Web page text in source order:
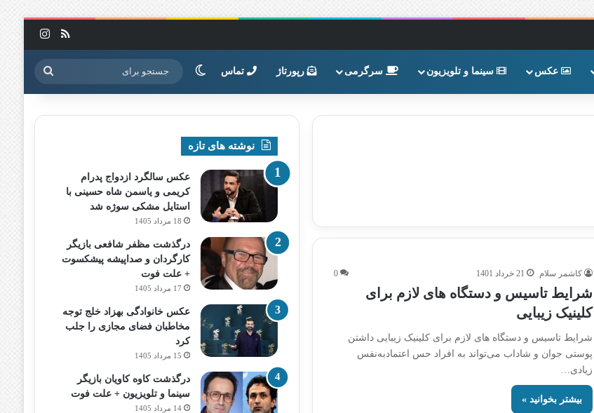
خوراک
عکس سینما و تلویزیون سرگرمی رپورتاژ تماس تغییر پوسته جستجو
برای
کاشمر سلام 21 خرداد 1401 0
شرایط تاسیس و دستگاه های لازم برای
کلینیک زیبایی
شرایط تاسیس و دستگاه های لازم برای کلینیک زیبایی داشتن
پوستی جوان و شاداب می‌تواند به افراد حس اعتمادبه‌نفس
زیادی…
بیشتر بخوانید »
نوشته های تازه
عکس سالگرد ازدواج پدرام
کریمی و یاسمن شاه‌ حسینی با
استایل مشکی سوژه شد
18 مرداد 1405
درگذشت مظفر شافعی بازیگر
کارگردان و صداپیشه پیشکسوت
+ علت فوت
17 مرداد 1405
عکس خانوادگی بهزاد خلج توجه
مخاطبان فضای مجازی را جلب
کرد
15 مرداد 1405
درگذشت کاوه کاویان بازیگر
سینما و تلویزیون + علت فوت
14 مرداد 1405